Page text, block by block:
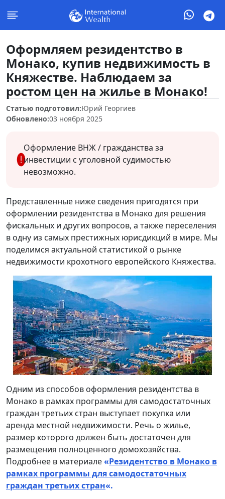
Оформляем резидентство в
Монако, купив недвижимость в
Княжестве. Наблюдаем за
ростом цен на жилье в Монако!
Статью подготовил:Юрий Георгиев
Обновлено:03 ноября 2025
Оформление ВНЖ / гражданства за
инвестиции с уголовной судимостью
невозможно.
Представленные ниже сведения пригодятся при
оформлении резидентства в Монако для решения
фискальных и других вопросов, а также переселения
в одну из самых престижных юрисдикций в мире. Мы
поделимся актуальной статистикой о рынке
недвижимости крохотного европейского Княжества.
Одним из способов оформления резидентства в
Монако в рамках программы для самодостаточных
граждан третьих стран выступает покупка или
аренда местной недвижимости. Речь о жилье,
размер которого должен быть достаточен для
размещения полноценного домохозяйства.
Подробнее в материале«Резидентство в Монако в
рамках программы для самодостаточных
граждан третьих стран«.